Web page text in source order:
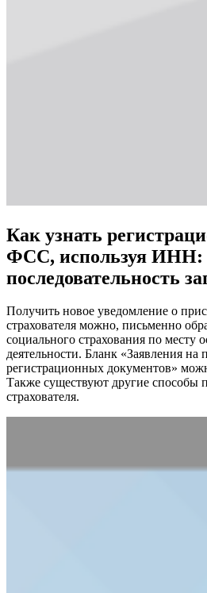
Как узнать
ФСС, используя ИНН:
последовательность
Получить новое уведомление о
страхователя можно, письменно
социального страхования по месту
деятельности. Бланк «Заявления на
регистрационных документов»
Также существуют другие способы
страхователя.